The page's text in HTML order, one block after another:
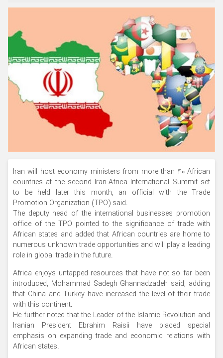
Iran will host economy ministers from more than 40 African
countries at the second Iran-Africa International Summit set
to be held later this month, an official with the Trade
Promotion Organization (TPO) said.
The deputy head of the international businesses promotion
office of the TPO pointed to the significance of trade with
African states and added that African countries are home to
numerous unknown trade opportunities and will play a leading
role in global trade in the future.
Africa enjoys untapped resources that have not so far been
introduced, Mohammad Sadegh Ghannadzadeh said, adding
that China and Turkey have increased the level of their trade
with this continent.
He further noted that the Leader of the Islamic Revolution and
Iranian President Ebrahim Raisii have placed special
emphasis on expanding trade and economic relations with
African states.